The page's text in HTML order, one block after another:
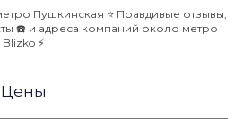
Пушкинская ⭐️ Правдивые отзывы,
☎️ и адреса компаний около метро
⚡️
Цены